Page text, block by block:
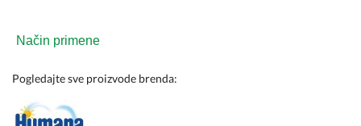
Način primene
Pogledajte sve proizvode brenda: